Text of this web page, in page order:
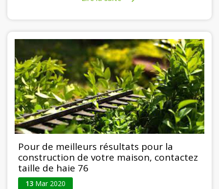
Pour de meilleurs résultats pour la
construction de votre maison, contactez
taille de haie 76
13 Mar 2020